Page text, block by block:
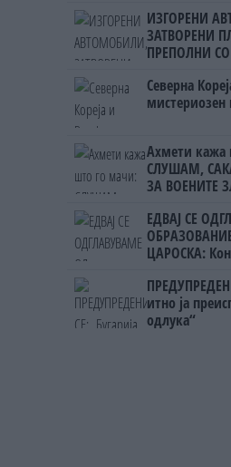
ИЗГОРЕНИ
ЗАТВОРЕНИ
ПРЕПОЛНИ
Северна
мистериозен
Ахмети
СЛУШАМ,
ЗА ВОЕНИТЕ
ЕДВАЈ СЕ
ЦАРОСКА:
итно ја
одлука“